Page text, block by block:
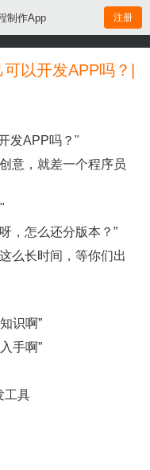
制作App 注册
以开发APP吗？|
发APP吗？"
意，就差一个程序员
，怎么还分版本？”
么长时间，等你们出
识啊”
手啊”